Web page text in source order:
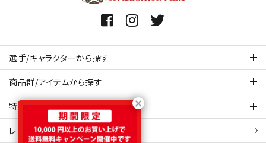
選手/キャラクターから探す
商品群/アイテムから探す
特集ページを見てみる
レビュー・口コミ 一覧ページ